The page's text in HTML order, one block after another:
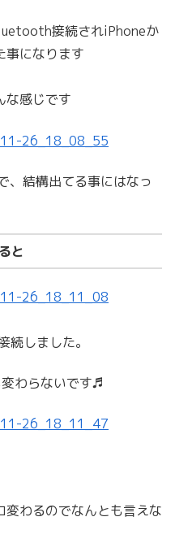
接続されiPhoneか
事になります
な感じです
、結構出てる事にはなっ
と
しました。
わらないです♬
変わるのでなんとも言えな